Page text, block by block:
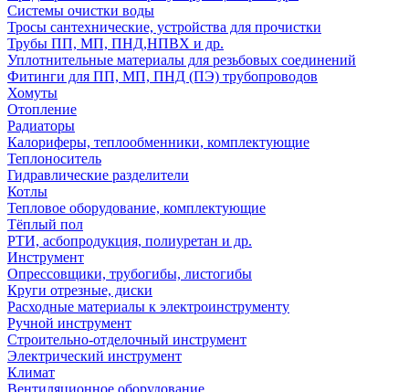
Системы очистки воды
Тросы сантехнические, устройства для прочистки
Трубы ПП, МП, ПНД,НПВХ и др.
Уплотнительные материалы для резьбовых соединений
Фитинги для ПП, МП, ПНД (ПЭ) трубопроводов
Хомуты
Отопление
Радиаторы
Калориферы, теплообменники, комплектующие
Теплоноситель
Гидравлические разделители
Котлы
Тепловое оборудование, комплектующие
Тёплый пол
РТИ, асбопродукция, полиуретан и др.
Инструмент
Опрессовщики, трубогибы, листогибы
Круги отрезные, диски
Расходные материалы к электроинструменту
Ручной инструмент
Строительно-отделочный инструмент
Электрический инструмент
Климат
Вентиляционное оборудование